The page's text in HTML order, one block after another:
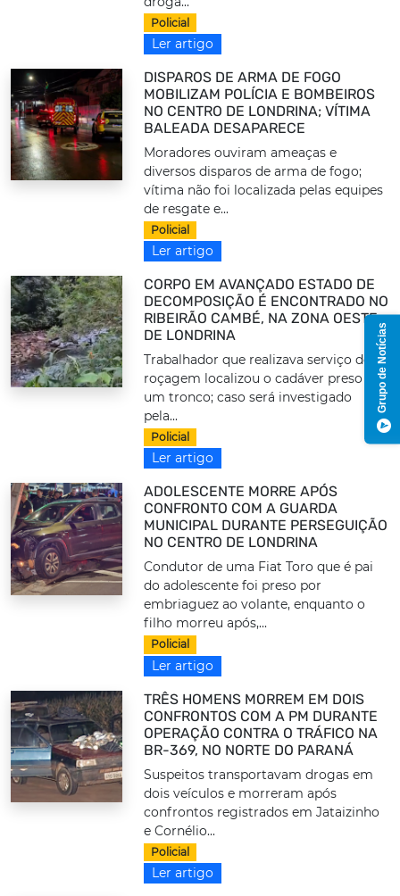
Policial
Ler artigo
DISPAROS DE ARMA DE FOGO
MOBILIZAM POLÍCIA E BOMBEIROS
NO CENTRO DE LONDRINA; VÍTIMA
BALEADA DESAPARECE
Moradores ouviram ameaças e
diversos disparos de arma de fogo;
vítima não foi localizada pelas equipes
de resgate e...
Policial
Ler artigo
CORPO EM AVANÇADO ESTADO DE
DECOMPOSIÇÃO É ENCONTRADO NO
RIBEIRÃO CAMBÉ, NA ZONA OESTE
DE LONDRINA
Trabalhador que realizava serviço de
roçagem localizou o cadáver preso a
um tronco; caso será investigado
pela...
Policial
Ler artigo
ADOLESCENTE MORRE APÓS
CONFRONTO COM A GUARDA
MUNICIPAL DURANTE PERSEGUIÇÃO
NO CENTRO DE LONDRINA
Condutor de uma Fiat Toro que é pai
do adolescente foi preso por
embriaguez ao volante, enquanto o
filho morreu após,...
Policial
Ler artigo
TRÊS HOMENS MORREM EM DOIS
CONFRONTOS COM A PM DURANTE
OPERAÇÃO CONTRA O TRÁFICO NA
BR-369, NO NORTE DO PARANÁ
Suspeitos transportavam drogas em
dois veículos e morreram após
confrontos registrados em Jataizinho
e Cornélio...
Policial
Ler artigo
Grupo de Notícias